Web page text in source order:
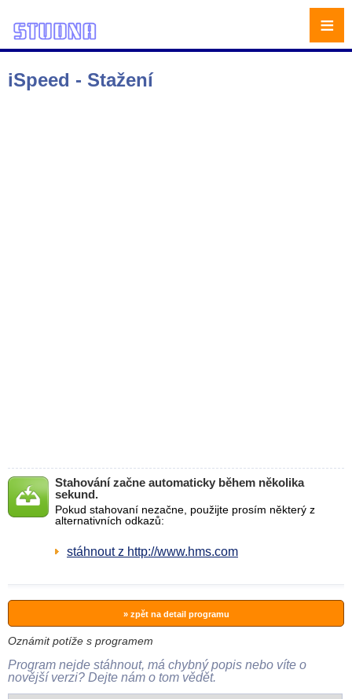
iSpeed - Stažení
Stahování začne automaticky během několika
sekund.
Pokud stahovaní nezačne, použijte prosím některý z
alternativních odkazů:
stáhnout z http://www.hms.com
» zpět na detail programu
Oznámit potíže s programem
Program nejde stáhnout, má chybný popis nebo víte o
novější verzi? Dejte nám o tom vědět.
≡